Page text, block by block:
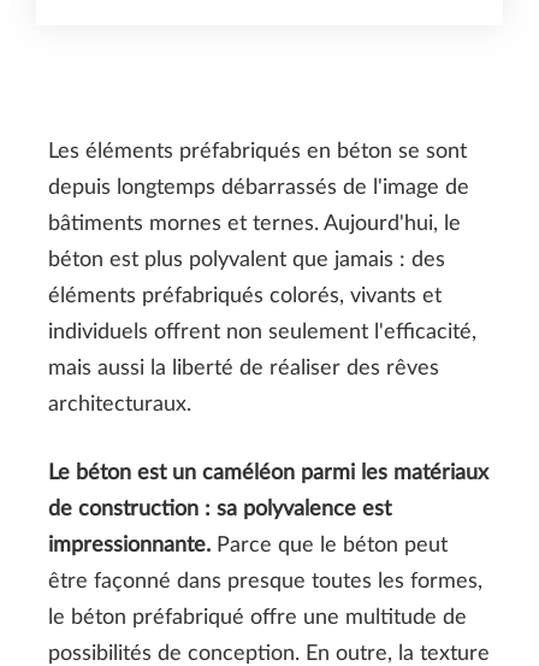
Les éléments préfabriqués en béton se sont
depuis longtemps débarrassés de l'image de
bâtiments mornes et ternes. Aujourd'hui, le
béton est plus polyvalent que jamais : des
éléments préfabriqués colorés, vivants et
individuels offrent non seulement l'efficacité,
mais aussi la liberté de réaliser des rêves
architecturaux.
Le béton est un caméléon parmi les matériaux
de construction : sa polyvalence est
impressionnante. Parce que le béton peut
être façonné dans presque toutes les formes,
le béton préfabriqué offre une multitude de
possibilités de conception. En outre, la texture